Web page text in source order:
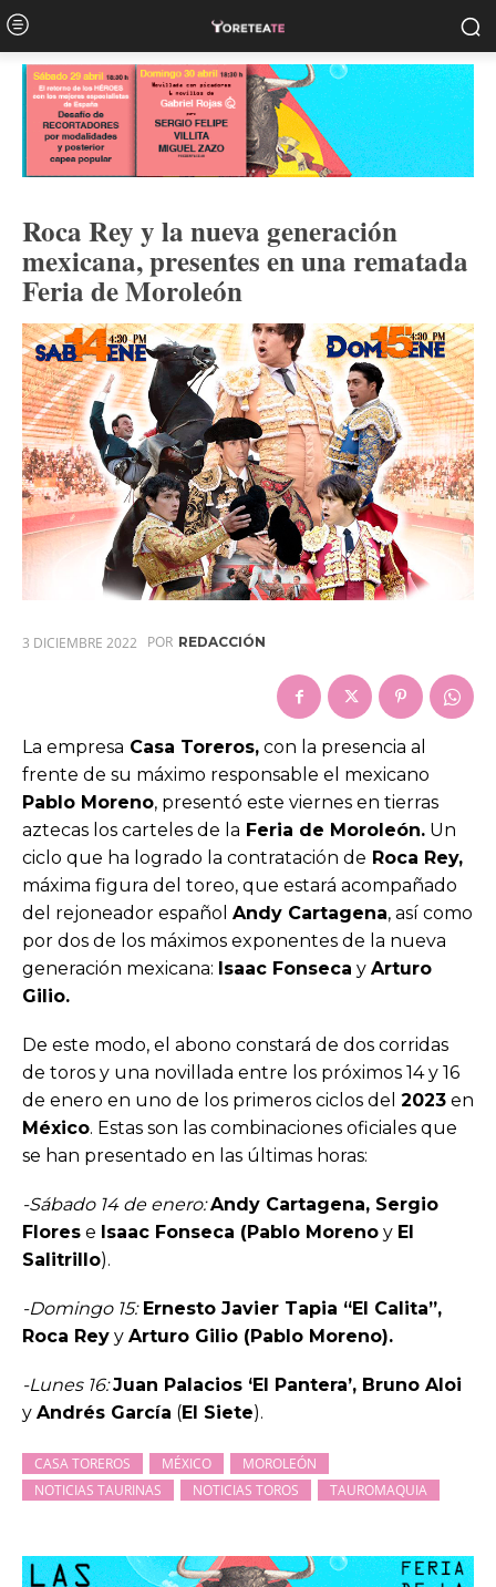
Roca Rey y la nueva generación
mexicana, presentes en una rematada
Feria de Moroleón
3 DICIEMBRE 2022 POR REDACCIÓN
La empresa Casa Toreros, con la presencia al
frente de su máximo responsable el mexicano
Pablo Moreno, presentó este viernes en tierras
aztecas los carteles de la Feria de Moroleón. Un
ciclo que ha logrado la contratación de Roca Rey,
máxima figura del toreo, que estará acompañado
del rejoneador español Andy Cartagena, así como
por dos de los máximos exponentes de la nueva
generación mexicana: Isaac Fonseca y Arturo
Gilio.
De este modo, el abono constará de dos corridas
de toros y una novillada entre los próximos 14 y 16
de enero en uno de los primeros ciclos del 2023 en
México. Estas son las combinaciones oficiales que
se han presentado en las últimas horas:
-Sábado 14 de enero: Andy Cartagena, Sergio
Flores e Isaac Fonseca (Pablo Moreno y El
Salitrillo).
-Domingo 15:Ernesto Javier Tapia “El Calita”,
Roca Rey y Arturo Gilio (Pablo Moreno).
-Lunes 16: Juan Palacios ‘El Pantera’, Bruno Aloi
y Andrés García (El Siete).
CASA TOREROS MÉXICO
MOROLEÓN
NOTICIAS TAURINAS
NOTICIAS TOROS TAUROMAQUIA